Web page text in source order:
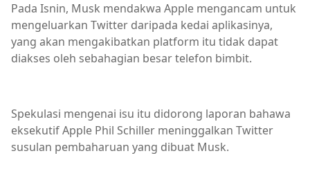
Pada Isnin, Musk mendakwa Apple mengancam untuk
mengeluarkan Twitter daripada kedai aplikasinya,
yang akan mengakibatkan platform itu tidak dapat
diakses oleh sebahagian besar telefon bimbit.
Spekulasi mengenai isu itu didorong laporan bahawa
eksekutif Apple Phil Schiller meninggalkan Twitter
susulan pembaharuan yang dibuat Musk.